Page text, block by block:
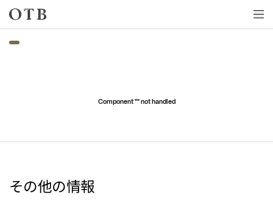
Skip to main content
Component "" not handled
その他の情報